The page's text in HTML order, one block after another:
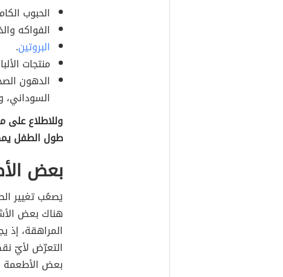
الحبوب
الفواكه
البروتين.
منتجات
الدهون
السوداني،
وللاطلاع على
طول الطفل
بعض
يَصعُب تغيير
هناك بعض
المراهقة، إذ
التعرّض لأيّ
بعض الأطعمة